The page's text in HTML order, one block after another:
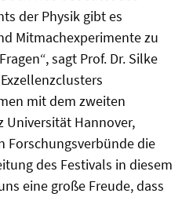
der Physik gibt es
Mitmachexperimente zu
sagt Prof. Dr. Silke
mit dem zweiten
Universität Hannover,
Forschungsverbünde die
des Festivals in diesem
eine große Freude, dass